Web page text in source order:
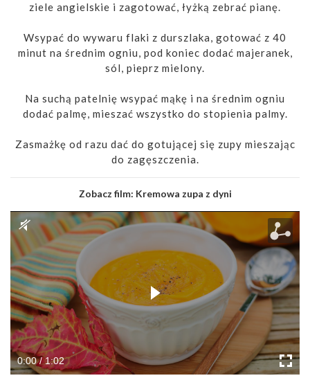
ziele angielskie i zagotować, łyżką zebrać pianę.
Wsypać do wywaru flaki z durszlaka, gotować z 40
minut na średnim ogniu, pod koniec dodać majeranek,
sól, pieprz mielony.
Na suchą patelnię wsypać mąkę i na średnim ogniu
dodać palmę, mieszać wszystko do stopienia palmy.
Zasmażkę od razu dać do gotującej się zupy mieszając
do zagęszczenia.
Zobacz film: Kremowa zupa z dyni
0:00 / 1:02